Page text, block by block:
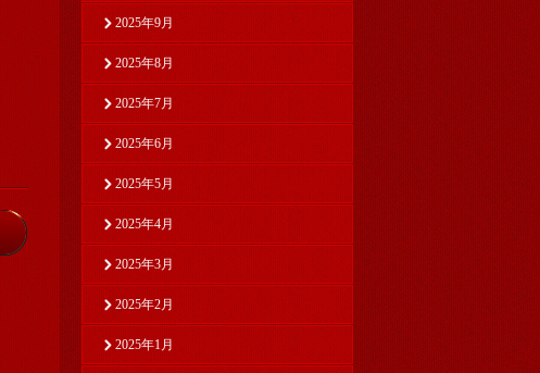
2025年9月
2025年8月
2025年7月
2025年6月
2025年5月
2025年4月
2025年3月
2025年2月
2025年1月